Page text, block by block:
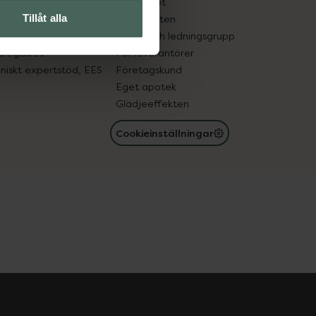
Tillåt alla
in gammal medicin
läkemedel
expertstöd, EES
Samarbeten
Ägare och ledningsgrupp
För leverantörer
Företagskund
Eget apotek
Glädjeeffekten
Cookieinställningar